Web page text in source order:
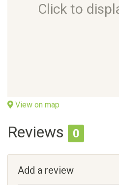
Click to
View on map
Reviews 0
Add a review